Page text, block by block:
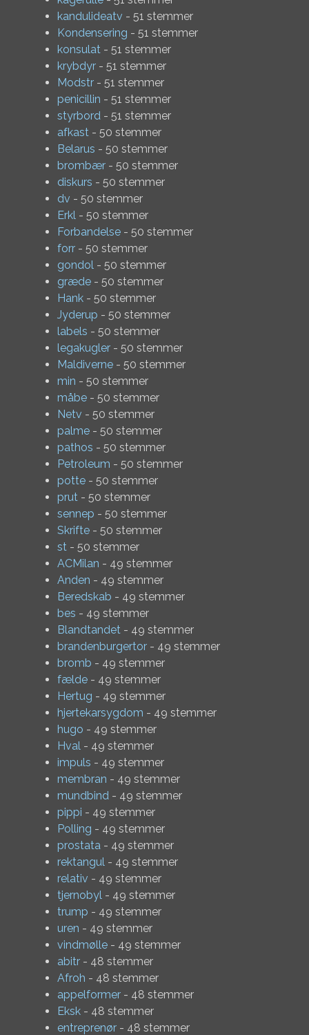
kandulideatv - 51 stemmer
Kondensering - 51 stemmer
konsulat - 51 stemmer
krybdyr - 51 stemmer
Modstr - 51 stemmer
penicillin - 51 stemmer
styrbord - 51 stemmer
afkast - 50 stemmer
Belarus - 50 stemmer
brombær - 50 stemmer
diskurs - 50 stemmer
dv - 50 stemmer
Erkl - 50 stemmer
Forbandelse - 50 stemmer
forr - 50 stemmer
gondol - 50 stemmer
græde - 50 stemmer
Hank - 50 stemmer
Jyderup - 50 stemmer
labels - 50 stemmer
legakugler - 50 stemmer
Maldiverne - 50 stemmer
min - 50 stemmer
måbe - 50 stemmer
Netv - 50 stemmer
palme - 50 stemmer
pathos - 50 stemmer
Petroleum - 50 stemmer
potte - 50 stemmer
prut - 50 stemmer
sennep - 50 stemmer
Skrifte - 50 stemmer
st - 50 stemmer
ACMilan - 49 stemmer
Anden - 49 stemmer
Beredskab - 49 stemmer
bes - 49 stemmer
Blandtandet - 49 stemmer
brandenburgertor - 49 stemmer
bromb - 49 stemmer
fælde - 49 stemmer
Hertug - 49 stemmer
hjertekarsygdom - 49 stemmer
hugo - 49 stemmer
Hval - 49 stemmer
impuls - 49 stemmer
membran - 49 stemmer
mundbind - 49 stemmer
pippi - 49 stemmer
Polling - 49 stemmer
prostata - 49 stemmer
rektangul - 49 stemmer
relativ - 49 stemmer
tjernobyl - 49 stemmer
trump - 49 stemmer
uren - 49 stemmer
vindmølle - 49 stemmer
abitr - 48 stemmer
Afroh - 48 stemmer
appelformer - 48 stemmer
Eksk - 48 stemmer
entreprenør - 48 stemmer